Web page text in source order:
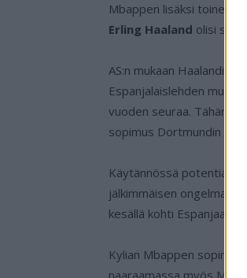
Mbappen lisäksi toinen
Erling Haaland olisi
AS:n mukaan Haalandin
Espanjalaislehden
vuoden seuraa. Tähän
sopimus Dortmundin
Käytännössä
jälkimmäisen ongelmat
kesällä kohti Espanjaa.
Kylian Mbappen sopimus